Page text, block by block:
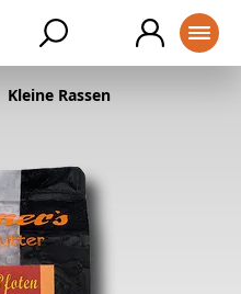
Kleine Rassen